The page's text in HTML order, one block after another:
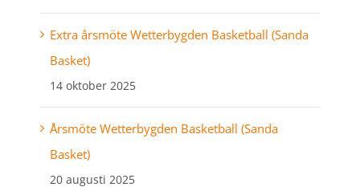
Extra årsmöte Wetterbygden Basketball (Sanda
Basket)
14 oktober 2025
Årsmöte Wetterbygden Basketball (Sanda
Basket)
20 augusti 2025